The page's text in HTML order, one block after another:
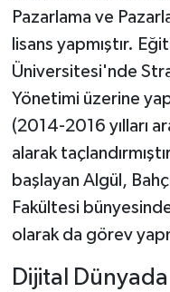
Pazarlama ve
lisans yapmıştır.
Üniversitesi'nde
Yönetimi üzerine
(2014-2016 yılları
alarak
başlayan Algül,
Fakültesi
olarak da görev
Dijital